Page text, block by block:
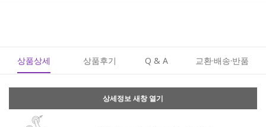
상품상세 상품후기 Q & A 교환·배송·반품
상세정보 새창 열기